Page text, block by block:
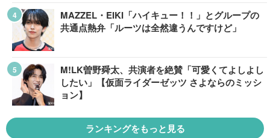
MAZZEL・EIKI「ハイキュー！！」とグループの
共通点熱弁「ルーツは全然違うんですけど」
M!LK曽野舜太、共演者を絶賛「可愛くてよしよし
したい」【仮面ライダーゼッツ さよならのミッシ
ョン】
ランキングをもっと見る